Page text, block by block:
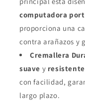
computadora
proporciona una
contra arañazos y
Cremallera
suave y resistente
con facilidad,
largo plazo.